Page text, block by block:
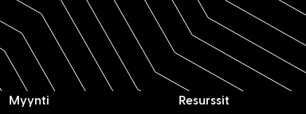
Myynti Resurssit